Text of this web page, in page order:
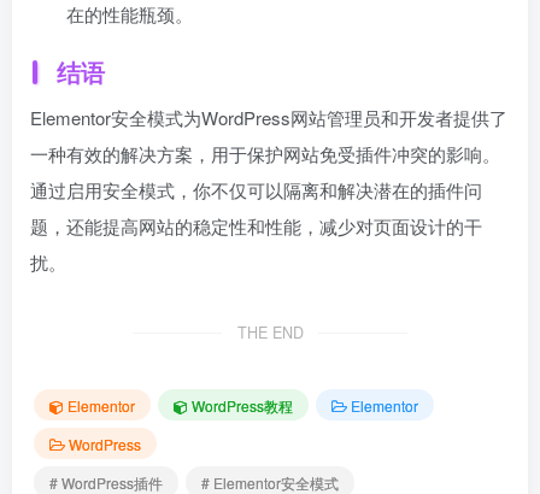
在的性能瓶颈。
结语
Elementor安全模式为WordPress网站管理员和开发者提供了
一种有效的解决方案，用于保护网站免受插件冲突的影响。
通过启用安全模式，你不仅可以隔离和解决潜在的插件问
题，还能提高网站的稳定性和性能，减少对页面设计的干
扰。
THE END
Elementor WordPress教程
Elementor
WordPress
# WordPress插件
# Elementor安全模式